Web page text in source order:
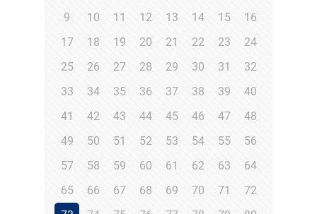
9
10 11 12 13 14 15
16
17
18 19 20 21 22 23
24
25
26 27 28 29 30 31
32
33
34 35 36 37 38 39
40
41
42 43 44 45 46 47
48
49
50 51 52 53 54 55
56
57
58 59 60 61 62 63
64
65
66 67 68 69 70 71
72